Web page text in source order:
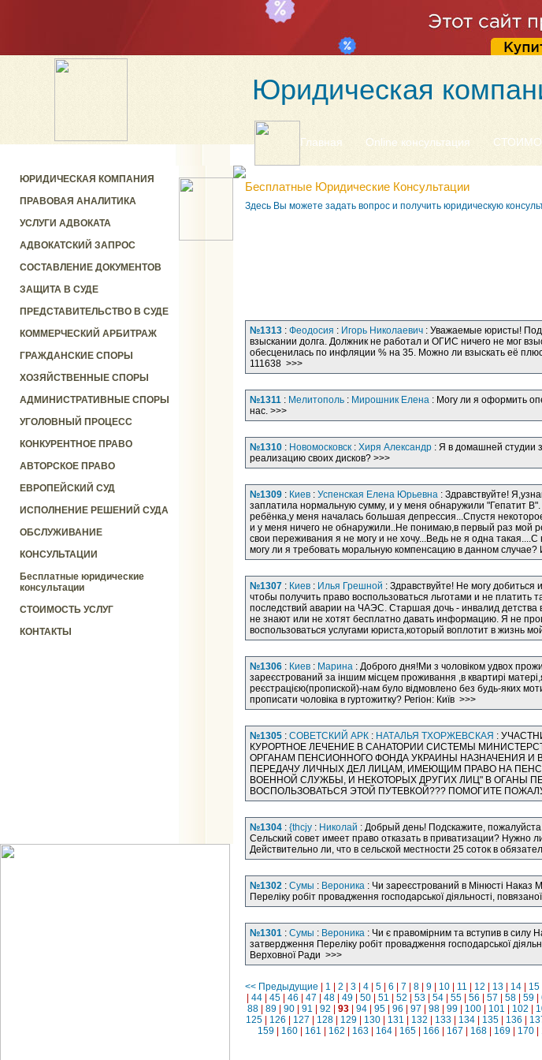
Юридическая
Главная Online консультация
ЮРИДИЧЕСКАЯ КОМПАНИЯ
ПРАВОВАЯ АНАЛИТИКА
УСЛУГИ АДВОКАТА
АДВОКАТСКИЙ ЗАПРОС
СОСТАВЛЕНИЕ ДОКУМЕНТОВ
ЗАЩИТА В СУДЕ
ПРЕДСТАВИТЕЛЬСТВО В СУДЕ
КОММЕРЧЕСКИЙ АРБИТРАЖ
ГРАЖДАНСКИЕ СПОРЫ
ХОЗЯЙСТВЕННЫЕ СПОРЫ
АДМИНИСТРАТИВНЫЕ СПОРЫ
УГОЛОВНЫЙ ПРОЦЕСС
КОНКУРЕНТНОЕ ПРАВО
АВТОРСКОЕ ПРАВО
ЕВРОПЕЙСКИЙ СУД
ИСПОЛНЕНИЕ РЕШЕНИЙ СУДА
ОБСЛУЖИВАНИЕ
КОНСУЛЬТАЦИИ
Бесплатные юридические
консультации
СТОИМОСТЬ УСЛУГ
КОНТАКТЫ
Бесплатные Юридические Консультации
Здесь Вы можете задать вопрос и получить юридическую
№1313 : Феодосия : Игорь Николаевич : Уважаемые юристы!
взыскании долга. Должник не работал и ОГИС ничего не мог
обесценилась по инфляции % на 35. Можно ли взыскать её
111638 >>>
№1311 : Мелитополь : Мирошник Елена : Могу ли я оформить
нас. >>>
№1310 : Новомосковск : Хиря Александр : Я в домашней студии
реализацию своих дисков? >>>
№1309 : Киев : Успенская Елена Юрьевна : Здравствуйте!
заплатила нормальную сумму, и у меня обнаружили "Гепатит
ребёнка,у меня началась большая депрессия...Спустя
и у меня ничего не обнаружили..Не понимаю,в первый раз мой
свои переживания я не могу и не хочу...Ведь не я одна
могу ли я требовать моральную компенсацию в данном случае?
№1307 : Киев : Илья Грешной : Здравствуйте! Не могу
чтобы получить право воспользоваться льготами и не
последствий аварии на ЧАЭС. Старшая дочь - инвалид
не знают или не хотят бесплатно давать информацию. Я не
воспользоваться услугами юриста,который воплотит в жизнь
№1306 : Киев : Марина : Доброго дня!Ми з чоловіком удвох
зареєстрований за іншим місцем проживання ,в квартирі
реєстрацією(пропиской)-нам було відмовлено без будь-яких
прописати чоловіка в гуртожитку? Регіон: Київ >>>
№1305 : СОВЕТСКИЙ АРК : НАТАЛЬЯ ТХОРЖЕВСКАЯ :
КУРОРТНОЕ ЛЕЧЕНИЕ В САНАТОРИИ СИСТЕМЫ
ОРГАНАМ ПЕНСИОННОГО ФОНДА УКРАИНЫ НАЗНАЧЕНИЯ И
ПЕРЕДАЧУ ЛИЧНЫХ ДЕЛ ЛИЦАМ, ИМЕЮЩИМ ПРАВО НА
ВОЕННОЙ СЛУЖБЫ, И НЕКОТОРЫХ ДРУГИХ ЛИЦ" В ОГАНЫ
ВОСПОЛЬЗОВАТЬСЯ ЭТОЙ ПУТЕВКОЙ??? ПОМОГИТЕ
№1304 : {thcjy : Николай : Добрый день! Подскажите,
Сельский совет имеет право отказать в приватизации?
Действительно ли, что в сельской местности 25 соток в
№1302 : Сумы : Вероника : Чи зареєстрований в Мінюсті Наказ
Переліку робіт провадження господарської діяльності,
№1301 : Сумы : Вероника : Чи є правомірним та вступив в силу
затвердження Переліку робіт провадження господарської
Верховної Ради >>>
<< Предыдущие 1 2 3 4 5 6 7 8 9 10 11 12 13 14 15
44| 45| 46 47 48| 49| 50| 51 52 53| 54| 55| 56 57 58| 59|
88
89 90 91 92 93 94 95 96 97 98 99 100 101 102
125| 126 127 128| 129| 130| 131 132 133| 134| 135| 136
159| 160| 161 162 163| 164| 165| 166 167 168| 169| 170|